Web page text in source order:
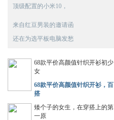
顶级配置的小米10，
来自红豆男装的邀请函
还在为选平板电脑发愁
68款平价高颜值针织开衫初少
女
68款平价高颜值针织开衫，百
搭
矮个子的女生，在穿搭上的第
一原